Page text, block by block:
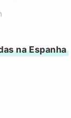
na Espanha